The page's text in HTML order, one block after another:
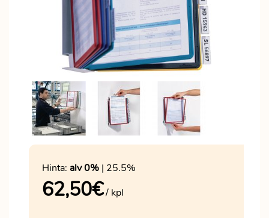
Hinta: alv 0% | 25.5%
62,50€/ kpl